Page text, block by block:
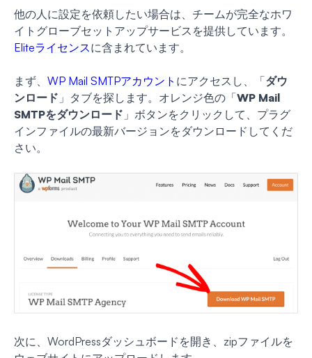
他の人に設定を依頼したい場合は、チームが完全なホワ
イトグローブセットアップサービスを提供しています。
Eliteライセンスに含まれています。
まず、 WP Mail SMTPアカウント にアクセスし、「ダウ
ンロード 」タブを探します。オレンジ色の「WP Mail
SMTPをダウンロード 」ボタンをクリックして、プラグ
インファイルの最新バージョンをダウンロードしてくだ
さい。
次に、WordPressダッシュボードを開き、zipファイルを